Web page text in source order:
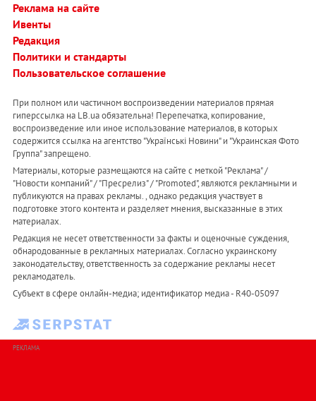
Реклама на сайте
Ивенты
Редакция
Политики и стандарты
Пользовательское соглашение
При полном или частичном воспроизведении материалов прямая
гиперссылка на LB.ua обязательна! Перепечатка, копирование,
воспроизведение или иное использование материалов, в которых
содержится ссылка на агентство "Українськi Новини" и "Украинская Фото
Группа" запрещено.
Материалы, которые размещаются на сайте с меткой "Реклама" /
"Новости компаний" / "Пресрелиз" / "Promoted", являются рекламными и
публикуются на правах рекламы. , однако редакция участвует в
подготовке этого контента и разделяет мнения, высказанные в этих
материалах.
Редакция не несет ответственности за факты и оценочные суждения,
обнародованные в рекламных материалах. Согласно украинскому
законодательству, ответственность за содержание рекламы несет
рекламодатель.
Субъект в сфере онлайн-медиа; идентификатор медиа - R40-05097
РЕКЛАМА